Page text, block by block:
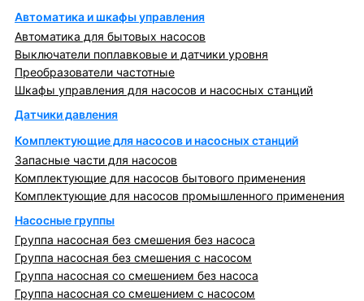
Автоматика и шкафы управления
Автоматика для бытовых насосов
Выключатели поплавковые и датчики уровня
Преобразователи частотные
Шкафы управления для насосов и насосных станций
Датчики давления
Комплектующие для насосов и насосных станций
Запасные части для насосов
Комплектующие для насосов бытового применения
Комплектующие для насосов промышленного применения
Насосные группы
Группа насосная без смешения без насоса
Группа насосная без смешения с насосом
Группа насосная со смешением без насоса
Группа насосная со смешением с насосом